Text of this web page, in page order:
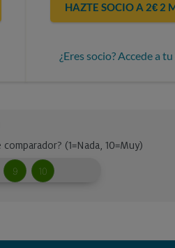
HAZTE SOCIO A 2€ 2
¿Eres socio? Accede a